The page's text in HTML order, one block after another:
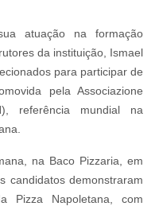
atuação na formação
da instituição, Ismael
para participar de
pela Associazione
referência mundial na
na Baco Pizzaria, em
candidatos demonstraram
Pizza Napoletana, com